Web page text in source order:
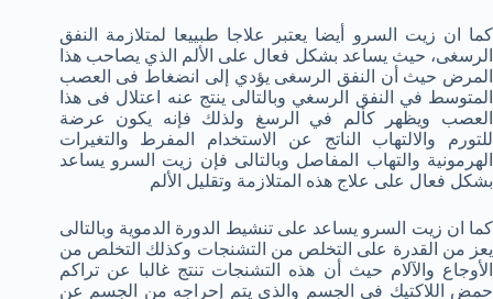
كما ان زيت السرو أيضا يعتبر علاجا طبييعا لمتلازمة النفق
الرسغى، حيث يساعد بشكل فعال على الألم الذي يصاحب هذا
المرض حيث أن النفق الرسغى يؤدي إلى انضغاط فى العصب
المتوسط في النفق الرسغي وبالتالى ينتج عنه اعتلال فى هذا
العصب ويظهر كألم في الرسغ ولذلك فإنه يكون عرضة
للتورم والالتهاب الناتج عن الاستخدام المفرط والتغيرات
الهرمونية والتهاب المفاصل وبالتالى فإن زيت السرو يساعد
بشكل فعال على علاج هذه المتلازمة وتقليل الألم
كما ان زيت السرو يساعد على تنشيط الدورة الدموية وبالتالى
يعز من القدرة على التخلص من التشنجات وكذلك التخلص من
الأوجاع والآلام حيث أن هذه التشنجات تنتج غالبا عن تراكم
حمض اللاكتيك في الجسم والذي يتم إحراجه من الجسم عن